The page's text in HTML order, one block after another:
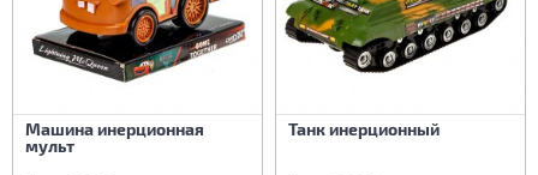
Машина инерционная
мульт
Танк инерционный